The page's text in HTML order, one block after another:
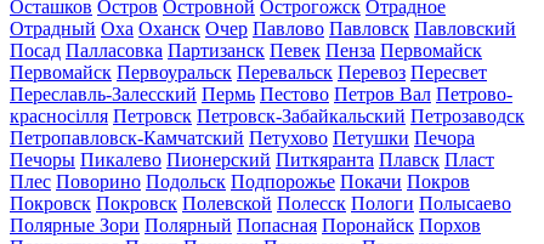
Осташков Остров Островной Острогожск Отрадное
Отрадный Оха Оханск Очер Павлово Павловск Павловский
Посад Палласовка Партизанск Певек Пенза Первомайск
Первомайск Первоуральск Перевальск Перевоз Пересвет
Переславль-Залесский Пермь Пестово Петров Вал Петрово-
красносілля Петровск Петровск-Забайкальский Петрозаводск
Петропавловск-Камчатский Петухово Петушки Печора
Печоры Пикалево Пионерский Питкяранта Плавск Пласт
Плес Поворино Подольск Подпорожье Покачи Покров
Покровск Покровск Полевской Полесск Пологи Полысаево
Полярные Зори Полярный Попасная Поронайск Порхов